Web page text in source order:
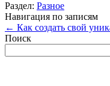
Раздел: Разное
Навигация по записям
← Как создать свой
Поиск